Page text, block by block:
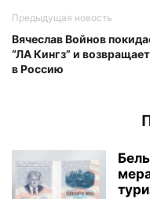
Предыдущая новость
Вячеслав Войнов
“ЛА Кингз” и
в Россию